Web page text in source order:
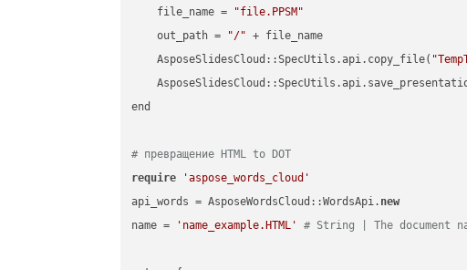
    file_name =
"file.PPSM"
    out_path =
"/" + file_name
    AsposeSlidesCloud::SpecUtils.api.copy_file(
end
# превращение HTML to DOT
require
'aspose_words_cloud'
api_words = AsposeWordsCloud::WordsApi. new
name =
'name_example.HTML' # String | The document